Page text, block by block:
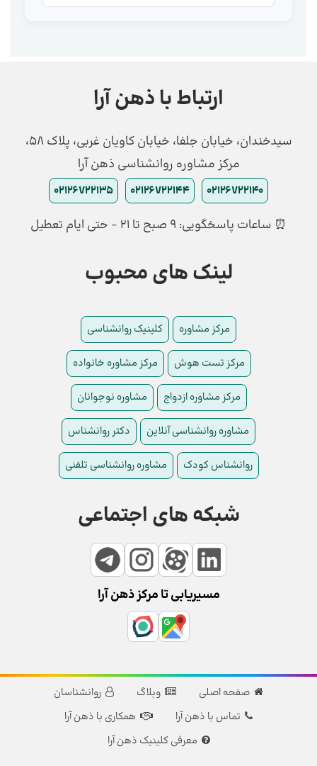
ارتباط با ذهن آرا
سیدخندان، خیابان جلفا، خیابان کاویان غربی، پلاک 58،
مرکز مشاوره روانشناسی ذهن آرا
02126722140
02126722144
02126722135
⏰ ساعات پاسخگویی: ۹ صبح تا ۲۱ - حتی ایام تعطیل
لینک های محبوب
مرکز مشاوره کلینیک روانشناسی
مرکز تست هوش مرکز مشاوره خانواده
مرکز مشاوره ازدواج مشاوره نوجوانان
مشاوره روانشناسی آنلاین دکتر روانشناس
روانشناس کودک مشاوره روانشناسی تلفنی
شبکه های اجتماعی
مسیریابی تا مرکز ذهن آرا
صفحه اصلی وبلاگ
روانشناسان
تماس با ذهن آرا
همکاری با ذهن آرا
معرفی کلینیک ذهن آرا